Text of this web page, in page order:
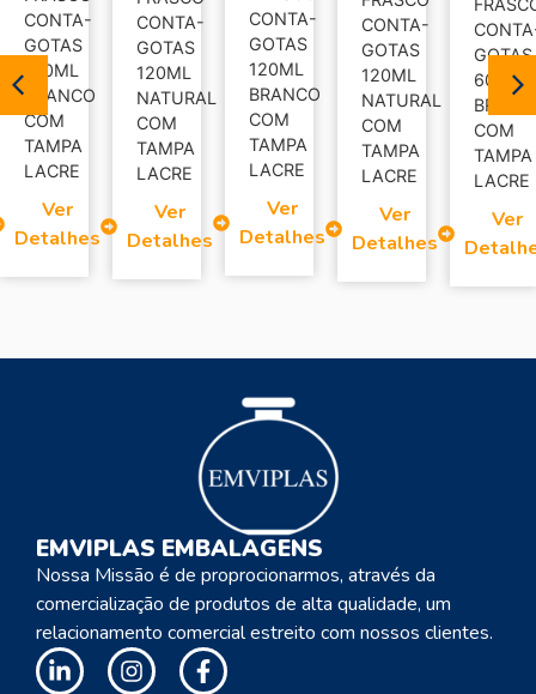
CONTA-
GOTAS
120ML
BRANCO
COM
TAMPA
LACRE
Ver
Detalhes
CONTA-
GOTAS
120ML
NATURAL
COM
TAMPA
LACRE
Ver
Detalhes
CONTA-
GOTAS
120ML
BRANCO
COM
TAMPA
LACRE
Ver
Detalhes
CONTA-
GOTAS
120ML
NATURAL
COM
TAMPA
LACRE
Ver
Detalhes
GOTAS
60ML
COM
TAMPA
LACRE
Ver
EMVIPLAS EMBALAGENS
Nossa Missão é de proprocionarmos, através da
comercialização de produtos de alta qualidade, um
relacionamento comercial estreito com nossos clientes.